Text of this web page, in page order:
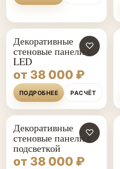
♡
Декоративные
стеновые панели с
LED
от 38 000 ₽
ПОДРОБНЕЕ РАСЧЁТ
♡
Декоративные
стеновые панели с
подсветкой
от 38 000 ₽